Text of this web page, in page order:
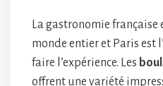
La gastronomie française
monde entier et Paris est
faire l’expérience. Les
offrent une variété